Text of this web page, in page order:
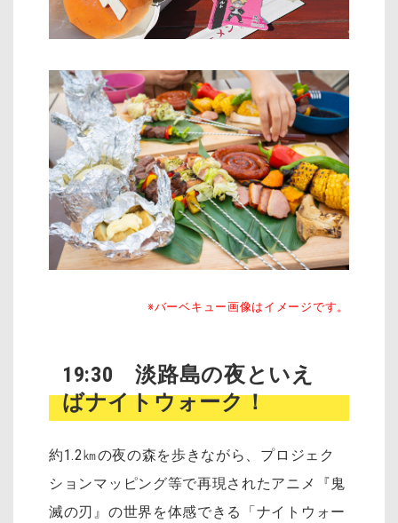
※バーベキュー画像はイメージです。
19:30 淡路島の夜といえ
ばナイトウォーク！
約1.2㎞の夜の森を歩きながら、プロジェク
ションマッピング等で再現されたアニメ『鬼
滅の刃』の世界を体感できる「ナイトウォー